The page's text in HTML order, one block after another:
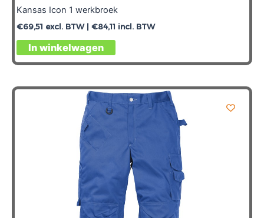
Kansas Icon 1 werkbroek
€69,51 excl. BTW | €84,11 incl. BTW
In winkelwagen